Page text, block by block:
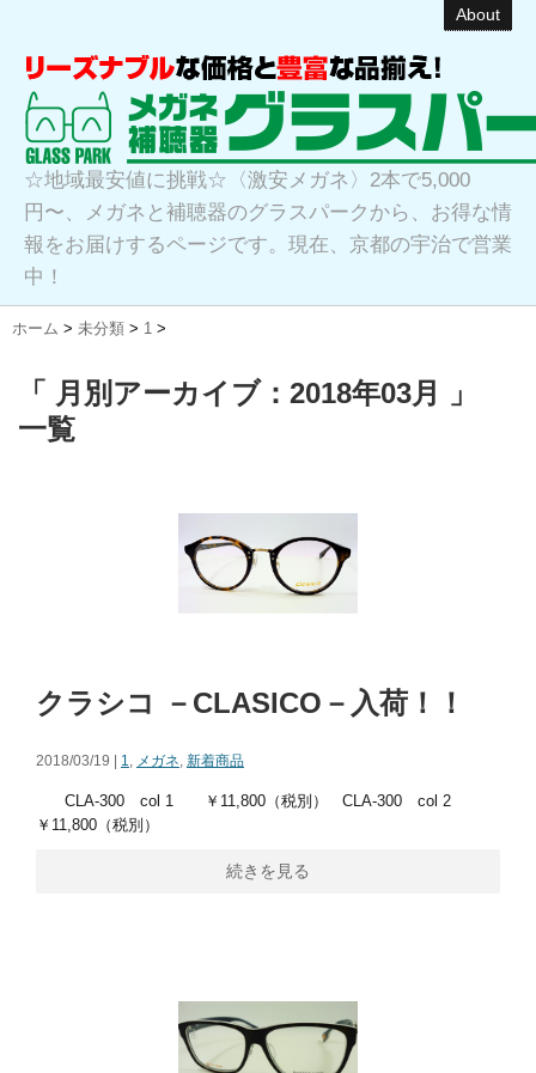
About
☆地域最安値に挑戦☆〈激安メガネ〉2本で5,000
円〜、メガネと補聴器のグラスパークから、お得な情
報をお届けするページです。現在、京都の宇治で営業
中！
ホーム > 未分類 > 1 >
「 月別アーカイブ：2018年03月 」
一覧
クラシコ －CLASICO－入荷！！
2018/03/19 | 1, メガネ, 新着商品
CLA-300 col 1 ￥11,800（税別） CLA-300 col 2
￥11,800（税別）
続きを見る